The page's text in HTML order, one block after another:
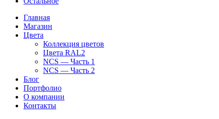
Главная
Магазин
Цвета
Коллекция цветов
Цвета RAL2
NCS — Часть 1
NCS — Часть 2
Блог
Портфолио
О компании
Контакты